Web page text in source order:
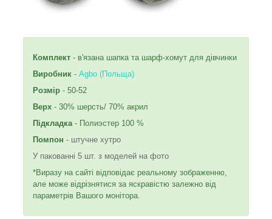
Комплект - в'язана шапка та шарф-хомут для дівчинки
Виробник - Agbo (Польща)
Розмір - 50-52
Верх - 30% шерсть/ 70% акрил
Підкладка - Полиэстер 100 %
Помпон - штучне хутро
У пакованні 5 шт. з моделей на фото
*Виразу на сайті відповідає реальному зображенню,
але може відрізнятися за яскравістю залежно від
параметрів Вашого монітора.